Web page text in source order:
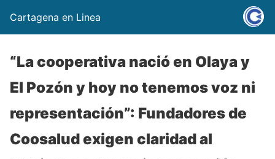
Cartagena en Linea
“La cooperativa nació en Olaya y
El Pozón y hoy no tenemos voz ni
representación”: Fundadores de
Coosalud exigen claridad al